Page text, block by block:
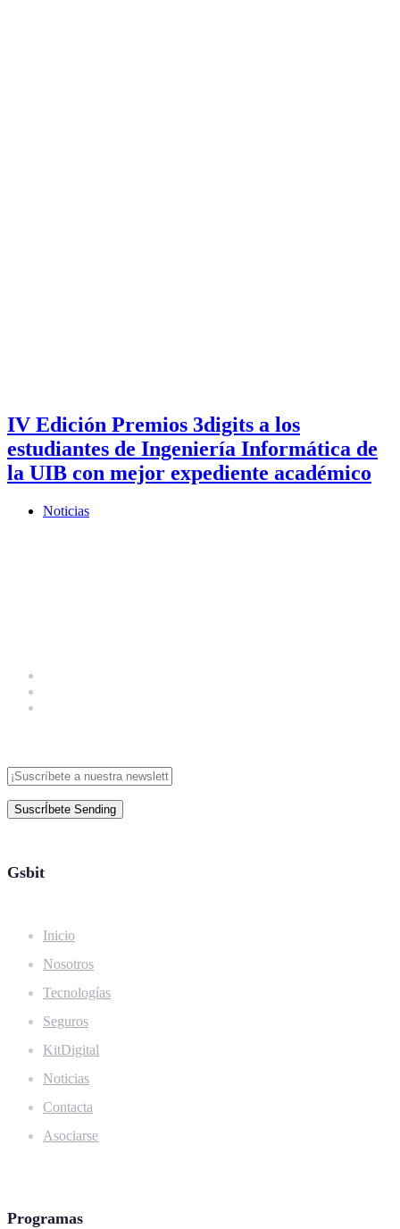
IV Edición Premios 3digits a los
estudiantes de Ingeniería Informática de
la UIB con mejor expediente académico
Noticias
SuscrÍbete Sending
Gsbit
Inicio
Nosotros
Tecnologías
Seguros
KitDigital
Noticias
Contacta
Asociarse
Programas